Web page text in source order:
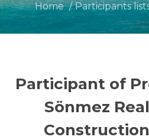
Home Participants
Participant of
Sönmez